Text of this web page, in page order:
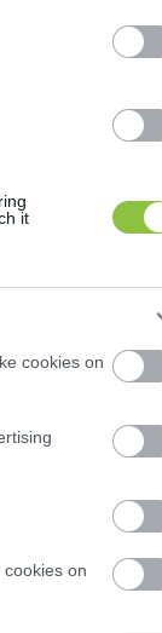
it
cookies on
on
Dr. J.